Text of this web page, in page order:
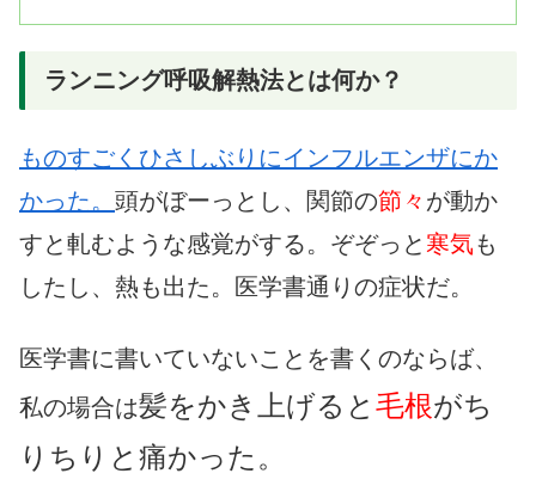
ランニング呼吸解熱法とは何か？
ものすごくひさしぶりにインフルエンザにか
かった。 頭がぼーっとし、関節の節々 が動か
すと軋むような感覚がする。ぞぞっと 寒気も
したし、熱も出た。医学書通りの症状だ。
医学書に書いていないことを書くのならば、
私の場合は髪をかき上げると 毛根がち
りちりと痛かった。